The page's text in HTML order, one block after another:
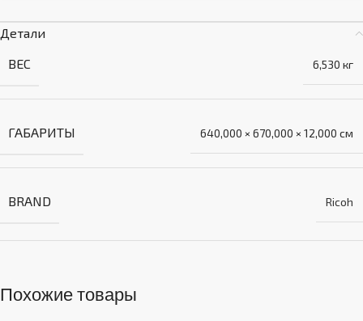
Детали
ВЕС
6,530 кг
ГАБАРИТЫ 640,000 × 670,000 × 12,000 см
BRAND Ricoh
Похожие товары